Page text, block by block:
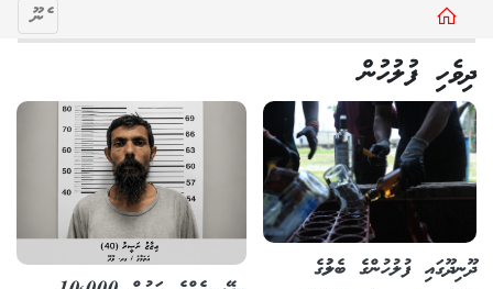
މެނޫ
ދިވެހި ފުލުހުން
ދޫނިދޫގައި ފުލުހުންގެ ބެލުމުގެ